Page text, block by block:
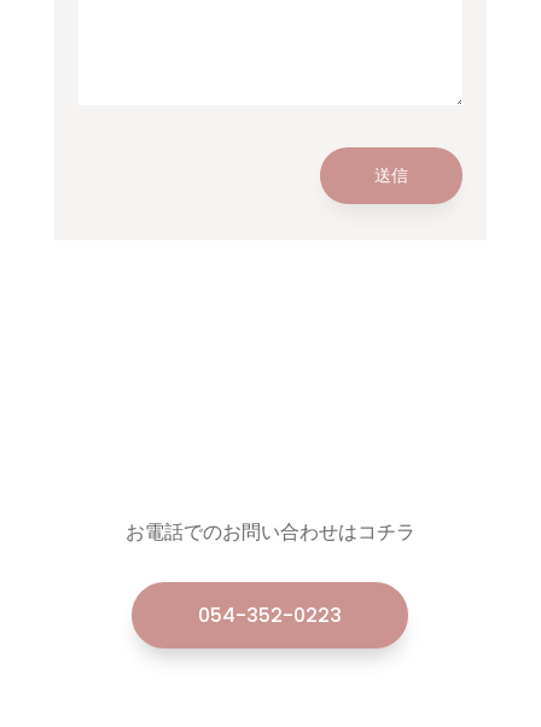
送信
お電話でのお問い合わせはコチラ
054-352-0223